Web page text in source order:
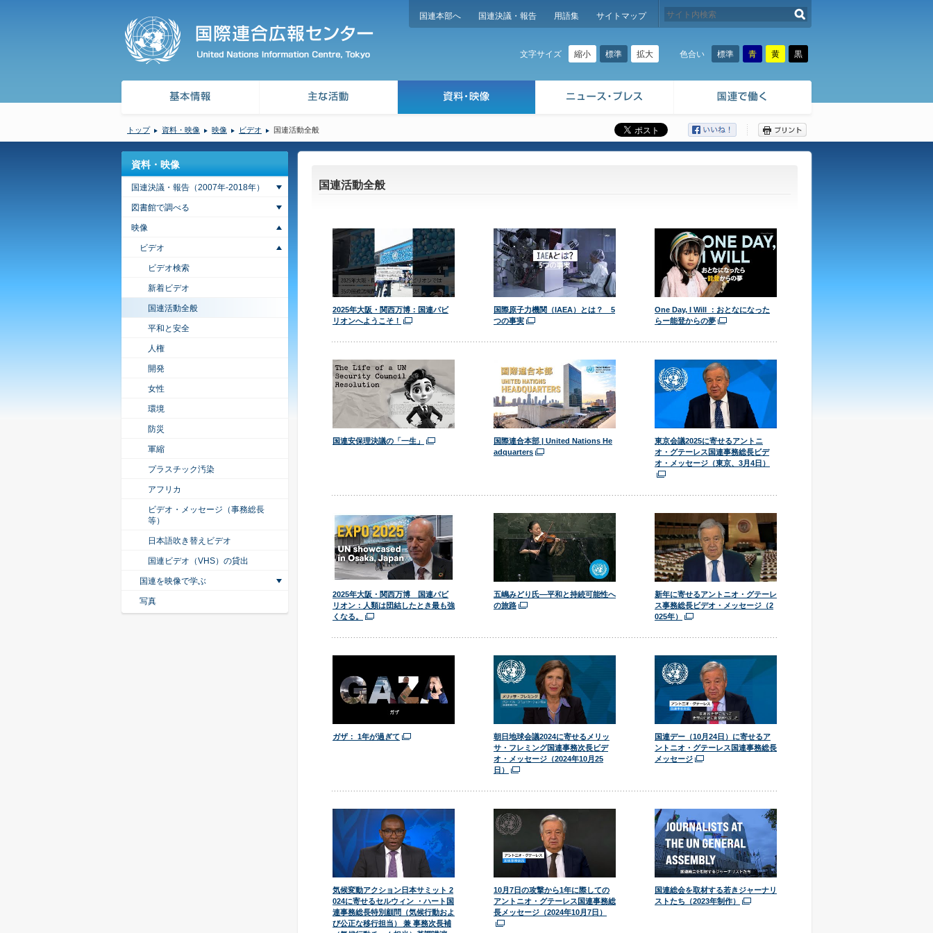
国連本部へ 国連決議・報告 用語集 サイトマップ
文字サイズ 縮小 標準 拡大 色合い 標準 青 黄 黒
トップ 資料・映像 映像 ビデオ 国連活動全般
国連活動全般
2025年大阪・関西万博：国連パビ
リオンへようこそ！
国際原子力機関（IAEA）とは？ 5
つの事実
One Day, I Will ：おとなになった
らー能登からの夢
国連安保理決議の「一生」
国際連合本部 | United Nations He
adquarters
東京会議2025に寄せるアントニ
オ・グテーレス国連事務総長ビデ
オ・メッセージ（東京、3月4日）
2025年大阪・関西万博 国連パビ
リオン：人類は団結したとき最も強
くなる。
五嶋みどり氏―平和と持続可能性へ
の旅路
新年に寄せるアントニオ・グテーレ
ス事務総長ビデオ・メッセージ（2
025年）
ガザ： 1年が過ぎて
朝日地球会議2024に寄せるメリッ
サ・フレミング国連事務次長ビデ
オ・メッセージ（2024年10月25
日）
国連デー（10月24日）に寄せるア
ントニオ・グテーレス国連事務総長
メッセージ
気候変動アクション日本サミット 2
024に寄せるセルウィン ・ハート国
連事務総長特別顧問（気候行動およ
び公正な移行担当） 兼 事務次長補
10月7日の攻撃から1年に際しての
アントニオ・グテーレス国連事務総
長メッセージ（2024年10月7日）
国連総会を取材する若きジャーナリ
ストたち（2023年制作）
資料・映像
国連決議・報告（2007年-2018年）
図書館で調べる
映像
ビデオ
ビデオ検索
新着ビデオ
国連活動全般
平和と安全
人権
開発
女性
環境
防災
軍縮
プラスチック汚染
アフリカ
ビデオ・メッセージ（事務総長
等）
日本語吹き替えビデオ
国連ビデオ（VHS）の貸出
国連を映像で学ぶ
写真